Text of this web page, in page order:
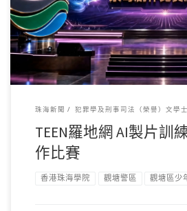
珠海新聞 犯罪學及刑事司法（榮譽）文學士
TEEN羅地網 AI製片訓
作比賽
香港珠海學院 觀塘警區 觀塘區少